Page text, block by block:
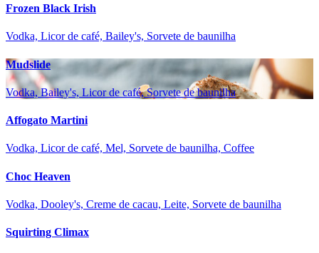
Frozen Black Irish
Vodka, Licor de café, Bailey's, Sorvete de baunilha
Mudslide
Vodka, Bailey's, Licor de café, Sorvete de baunilha
Affogato Martini
Vodka, Licor de café, Mel, Sorvete de baunilha, Coffee
Choc Heaven
Vodka, Dooley's, Creme de cacau, Leite, Sorvete de baunilha
Squirting Climax